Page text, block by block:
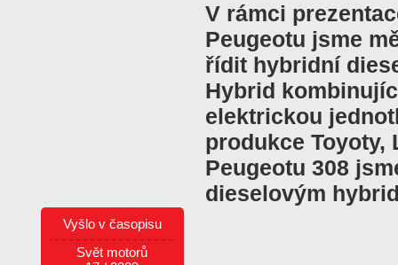
V rámci
Peugeotu jsme
řídit hybridní
Hybrid
elektrickou
produkce Toyoty,
Peugeotu 308
dieselovým
Vyšlo v časopisu
Svět motorů